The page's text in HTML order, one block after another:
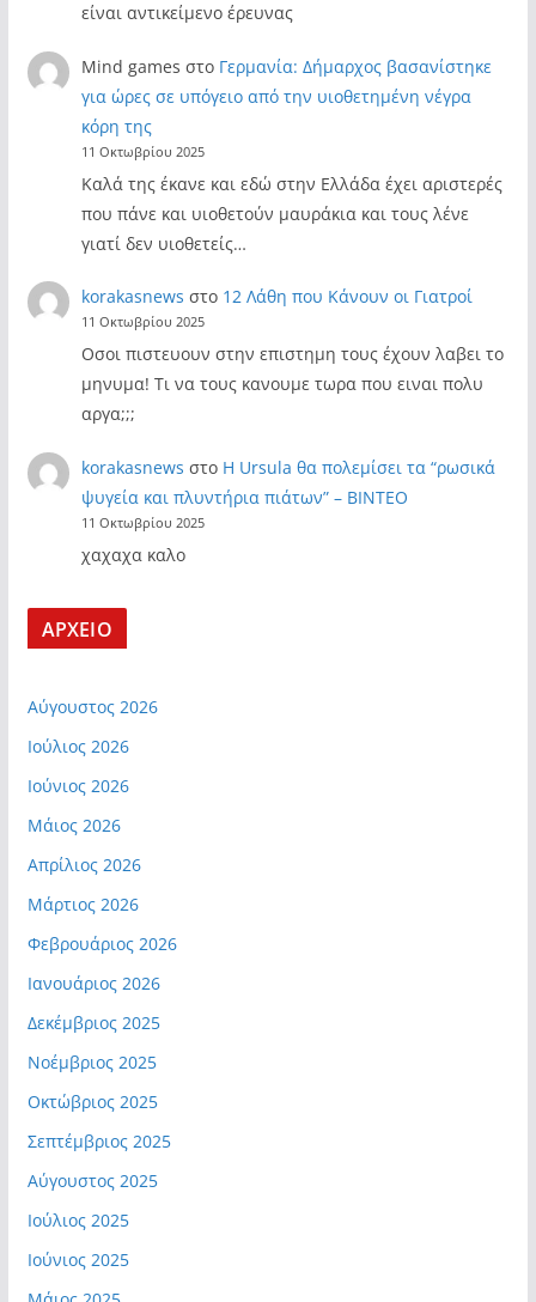
είναι αντικείμενο έρευνας
Mind games στο Γερμανία: Δήμαρχος βασανίστηκε
για ώρες σε υπόγειο από την υιοθετημένη νέγρα
κόρη της
11 Οκτωβρίου 2025
Καλά της έκανε και εδώ στην Ελλάδα έχει αριστερές
που πάνε και υιοθετούν μαυράκια και τους λένε
γιατί δεν υιοθετείς…
korakasnews στο 12 Λάθη που Κάνουν οι Γιατροί
11 Οκτωβρίου 2025
Οσοι πιστευουν στην επιστημη τους έχουν λαβει το
μηνυμα! Τι να τους κανουμε τωρα που ειναι πολυ
αργα;;;
korakasnews στο Η Ursula θα πολεμίσει τα “ρωσικά
ψυγεία και πλυντήρια πιάτων” – ΒΙΝΤΕΟ
11 Οκτωβρίου 2025
χαχαχα καλο
ΑΡΧΕΙΟ
Αύγουστος 2026
Ιούλιος 2026
Ιούνιος 2026
Μάιος 2026
Απρίλιος 2026
Μάρτιος 2026
Φεβρουάριος 2026
Ιανουάριος 2026
Δεκέμβριος 2025
Νοέμβριος 2025
Οκτώβριος 2025
Σεπτέμβριος 2025
Αύγουστος 2025
Ιούλιος 2025
Ιούνιος 2025